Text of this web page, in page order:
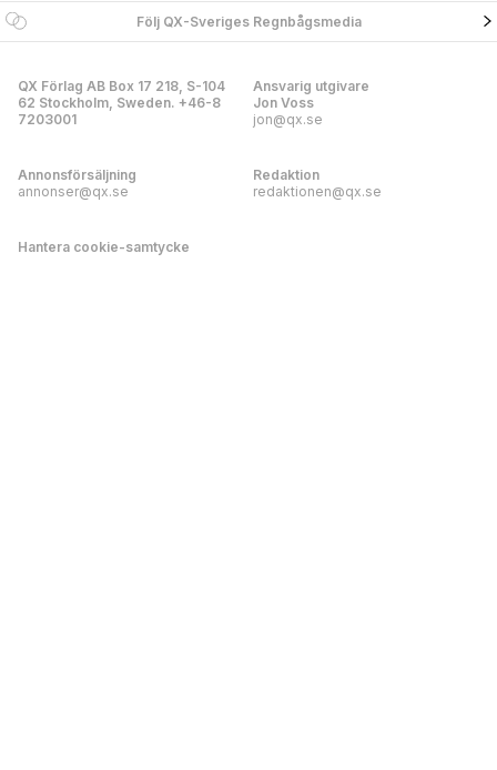
Följ QX-Sveriges Regnbågsmedia
QX Förlag AB Box 17 218, S-104
62 Stockholm, Sweden. +46-8
7203001
Ansvarig utgivare
Jon Voss
jon@qx.se
Annonsförsäljning
annonser@qx.se
Redaktion
redaktionen@qx.se
Hantera cookie-samtycke